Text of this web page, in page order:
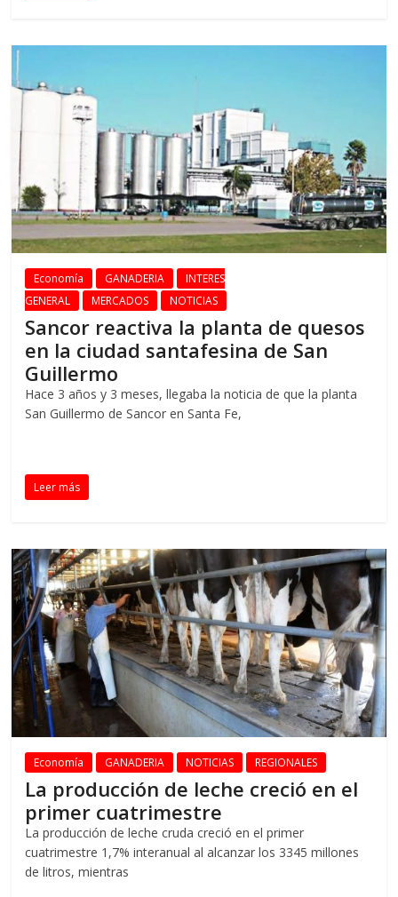
Economía GANADERIA
INTERES
GENERAL
MERCADOS NOTICIAS
Sancor reactiva la planta de quesos
en la ciudad santafesina de San
Guillermo
Hace 3 años y 3 meses, llegaba la noticia de que la planta
San Guillermo de Sancor en Santa Fe,
Leer más
Economía GANADERIA NOTICIAS REGIONALES
La producción de leche creció en el
primer cuatrimestre
La producción de leche cruda creció en el primer
cuatrimestre 1,7% interanual al alcanzar los 3345 millones
de litros, mientras